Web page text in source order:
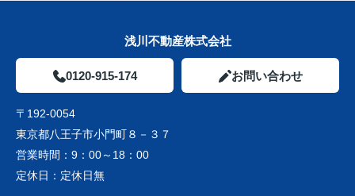
浅川不動産株式会社
0120-915-174 お問い合わせ
〒192-0054
東京都八王子市小門町８－３７
営業時間： 9：00～18：00
定休日： 定休日無